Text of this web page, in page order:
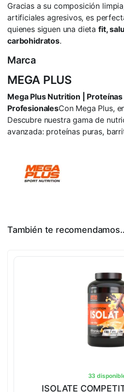
Gracias a su composición
artificiales agresivos, es
quienes siguen una dieta fit,
carbohidratos.
Marca
MEGA PLUS
Mega Plus Nutrition |
ProfesionalesCon Mega Plus,
Descubre nuestra gama de
avanzada: proteínas puras,
También te
33
ISOLATE